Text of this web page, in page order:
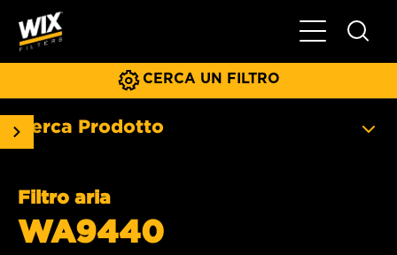
Menu
CERCA UN FILTRO
Cerca Prodotto
Filtro aria
WA9440